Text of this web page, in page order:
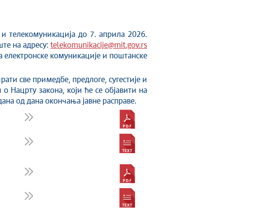
телекомуникација до 7. априла 2026.
на адресу: telekomunikacije@mit.gov.rs
комуникације и поштанске
све примедбе, предлоге, сугестије и
о Нацрту закона, који ће се објавити на
од дана окончања јавне расправе.